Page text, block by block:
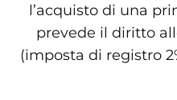
l’acquisto di una
prevede il diritto
(imposta di registro